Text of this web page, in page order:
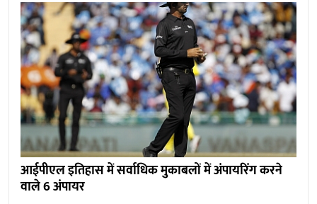
आईपीएल इतिहास में सर्वाधिक मुकाबलों में अंपायरिंग करने
वाले 6 अंपायर